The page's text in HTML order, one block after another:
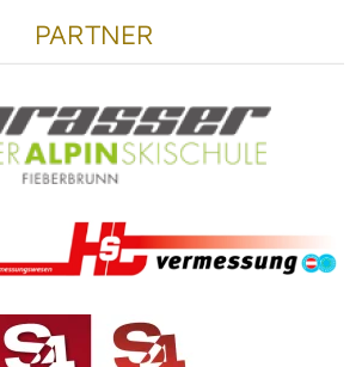
PARTNER